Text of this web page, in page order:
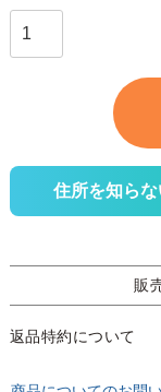
住所を知ら
販
返品特約について